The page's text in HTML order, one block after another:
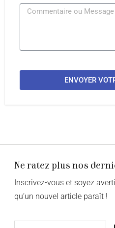
ENVOYER
Ne ratez plus nos
Inscrivez-vous et soyez
qu’un nouvel article paraît !